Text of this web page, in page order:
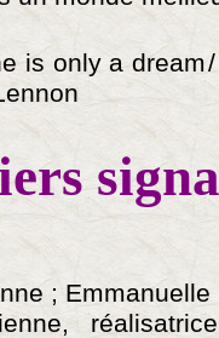
is only a dream
;